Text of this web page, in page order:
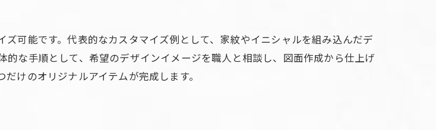
可能です。代表的なカスタマイズ例として、家紋やイニシャルを組み込んだデ
な手順として、希望のデザインイメージを職人と相談し、図面作成から仕上げ
けのオリジナルアイテムが完成します。